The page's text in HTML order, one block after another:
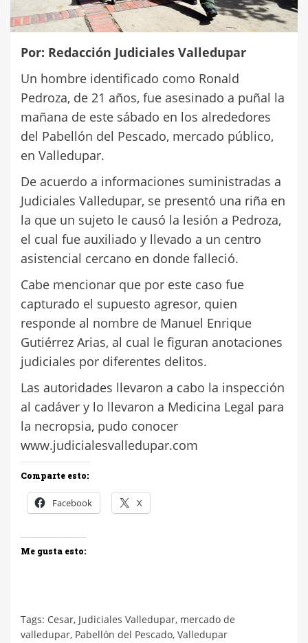
Por: Redacción Judiciales Valledupar
Un hombre identificado como Ronald
Pedroza, de 21 años, fue asesinado a puñal la
mañana de este sábado en los alrededores
del Pabellón del Pescado, mercado público,
en Valledupar.
De acuerdo a informaciones suministradas a
Judiciales Valledupar, se presentó una riña en
la que un sujeto le causó la lesión a Pedroza,
el cual fue auxiliado y llevado a un centro
asistencial cercano en donde falleció.
Cabe mencionar que por este caso fue
capturado el supuesto agresor, quien
responde al nombre de Manuel Enrique
Gutiérrez Arias, al cual le figuran anotaciones
judiciales por diferentes delitos.
Las autoridades llevaron a cabo la inspección
al cadáver y lo llevaron a Medicina Legal para
la necropsia, pudo conocer
www.judicialesvalledupar.com
Comparte esto:
Facebook X
Me gusta esto:
Tags: Cesar, Judiciales Valledupar, mercado de
valledupar, Pabellón del Pescado, Valledupar